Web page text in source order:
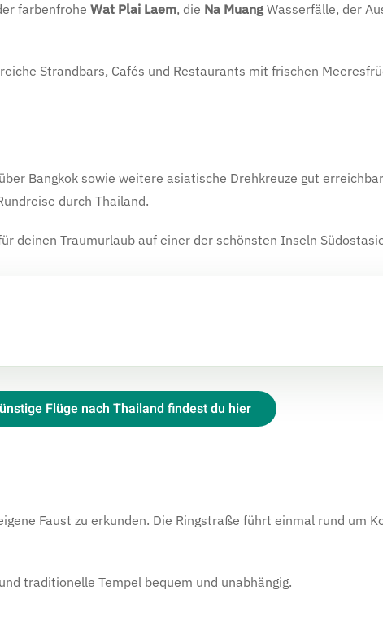
farbenfrohe Wat Plai Laem, die Na Muang Wasserfälle, der
Strandbars, Cafés und Restaurants mit frischen
Bangkok sowie weitere asiatische Drehkreuze gut
durch Thailand.
deinen Traumurlaub auf einer der schönsten Inseln
Flüge nach Thailand findest du hier
Faust zu erkunden. Die Ringstraße führt einmal rund um
traditionelle Tempel bequem und unabhängig.